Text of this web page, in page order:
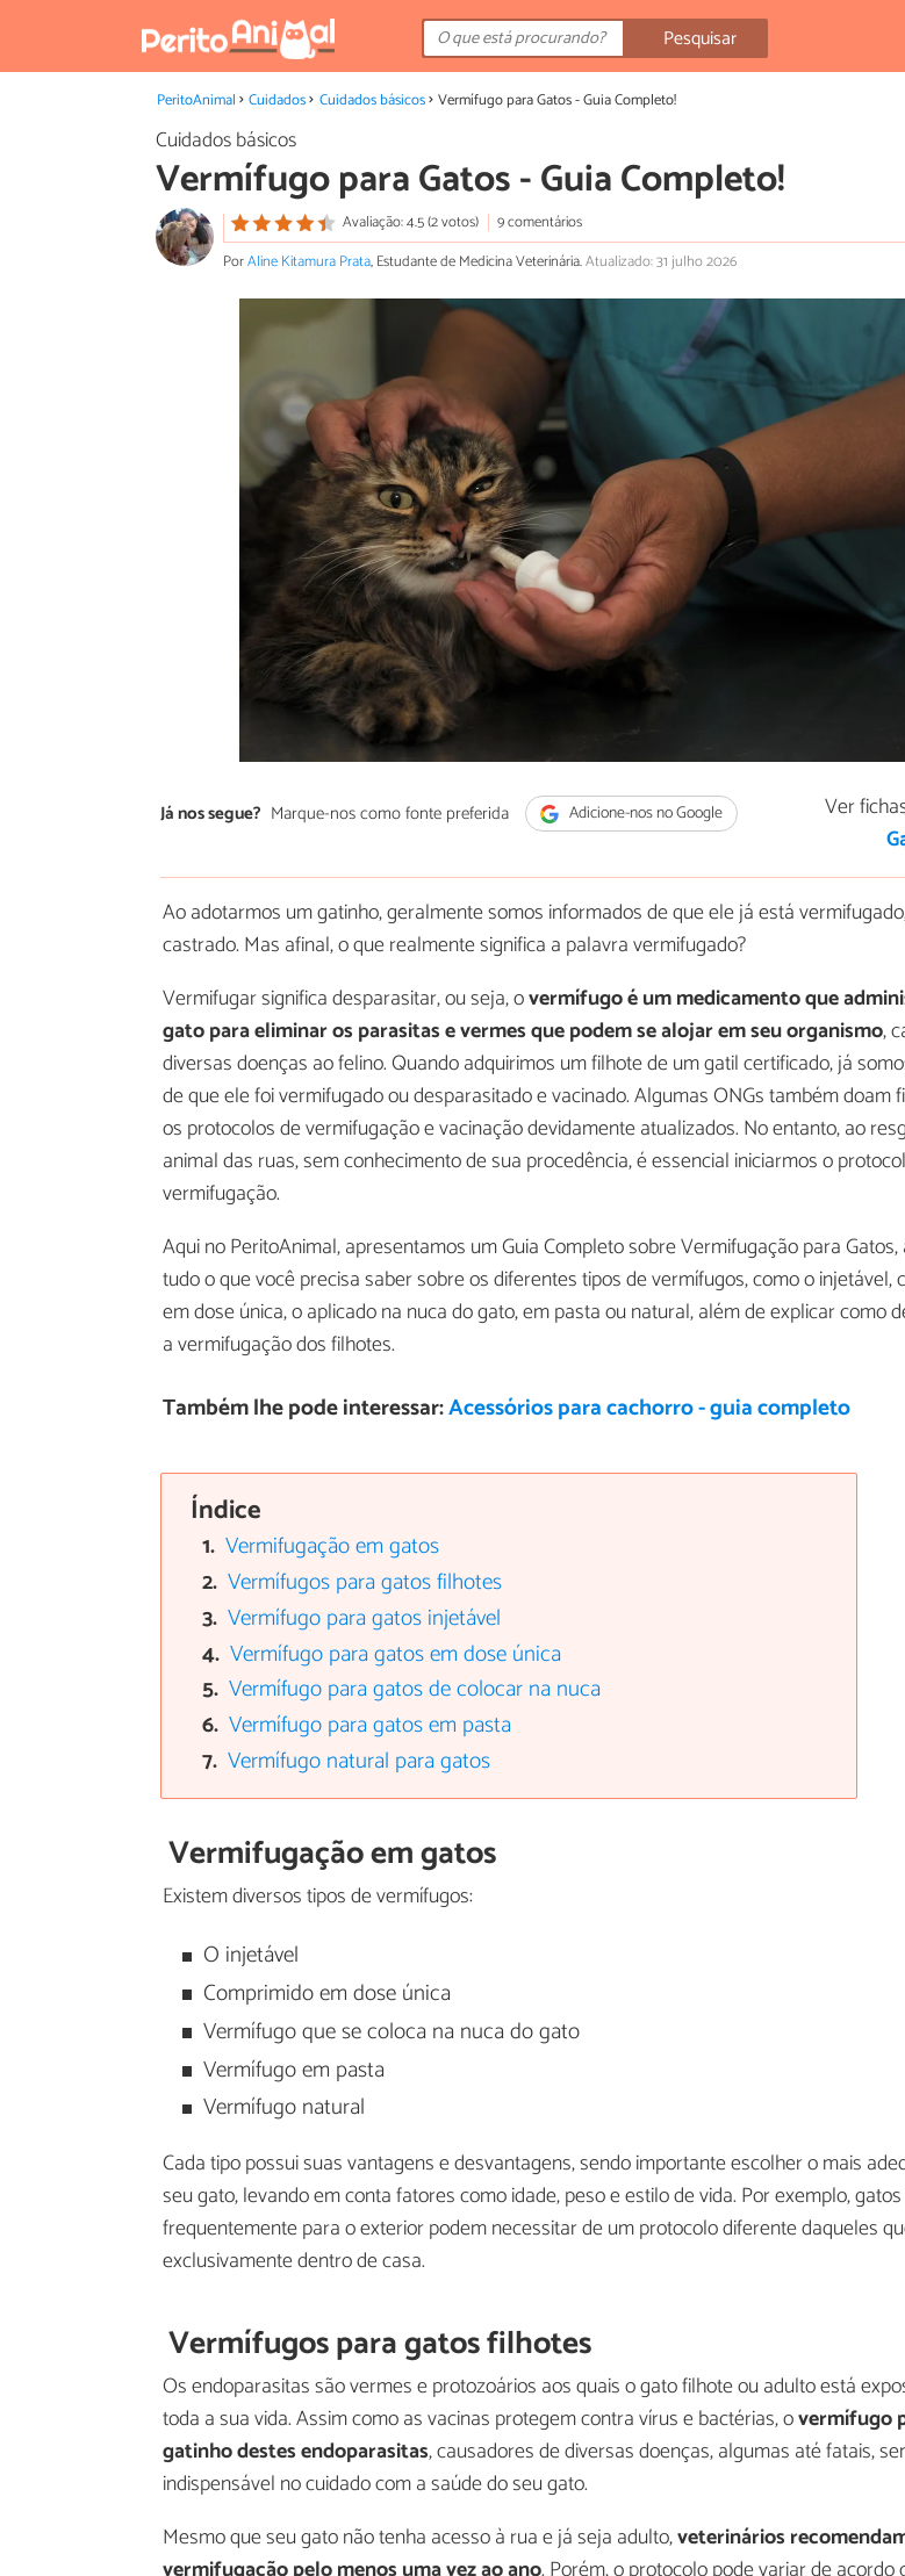
Pesquisar
PeritoAnimal Cuidados Cuidados básicos Vermífugo para Gatos - Guia Completo!
Cuidados básicos
Vermífugo para Gatos - Guia Completo!
Avaliação: 4.5 (2 votos)
9 comentários
PorAline Kitamura Prata, Estudante de Medicina Veterinária.Atualizado: 31 julho 2026
Já nos segue? Marque-nos como fonte preferida Adicione-nos no Google
Ver
Ao adotarmos um gatinho, geralmente somos informados de que ele já está
castrado. Mas afinal, o que realmente significa a palavra vermifugado?
Vermifugar significa desparasitar, ou seja, overmífugo é um medicamento que
gato para eliminar os parasitas e vermes que podem se alojar em seu organismo,
diversas doenças ao felino. Quando adquirimos um filhote de um gatil certificado, já
de que ele foi vermifugado ou desparasitado e vacinado. Algumas ONGs também doam
os protocolos de vermifugação e vacinação devidamente atualizados. No entanto, ao
animal das ruas, sem conhecimento de sua procedência, é essencial iniciarmos o
vermifugação.
Aqui no PeritoAnimal, apresentamos um Guia Completo sobre Vermifugação para
tudo o que você precisa saber sobre os diferentes tipos de vermífugos, como o injetável,
em dose única, o aplicado na nuca do gato, em pasta ou natural, além de explicar como
a vermifugação dos filhotes.
Também lhe pode interessar:Acessórios para cachorro - guia completo
Índice
Vermifugação em gatos
Vermífugos para gatos filhotes
Vermífugo para gatos injetável
Vermífugo para gatos em dose única
Vermífugo para gatos de colocar na nuca
Vermífugo para gatos em pasta
Vermífugo natural para gatos
Vermifugação em gatos
Existem diversos tipos de vermífugos:
O injetável
Comprimido em dose única
Vermífugo que se coloca na nuca do gato
Vermífugo em pasta
Vermífugo natural
Cada tipo possui suas vantagens e desvantagens, sendo importante escolher o mais
seu gato, levando em conta fatores como idade, peso e estilo de vida. Por exemplo,
frequentemente para o exterior podem necessitar de um protocolo diferente daqueles
exclusivamente dentro de casa.
Vermífugos para gatos filhotes
Os endoparasitas são vermes e protozoários aos quais o gato filhote ou adulto está
toda a sua vida. Assim como as vacinas protegem contra vírus e bactérias, overmífugo
gatinho destes endoparasitas, causadores de diversas doenças, algumas até fatais,
indispensável no cuidado com a saúde do seu gato.
Mesmo que seu gato não tenha acesso à rua e já seja adulto,veterinários